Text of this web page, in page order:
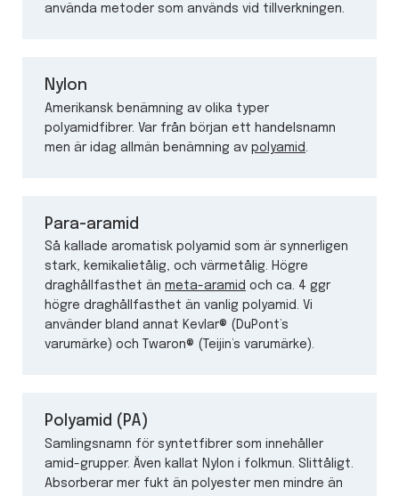
använda metoder som används vid tillverkningen.
Nylon
Amerikansk benämning av olika typer
polyamidfibrer. Var från början ett handelsnamn
men är idag allmän benämning av polyamid .
Para-aramid
Så kallade aromatisk polyamid som är synnerligen
stark, kemikalietålig, och värmetålig. Högre
draghållfasthet än meta-aramid och ca. 4 ggr
högre draghållfasthet än vanlig polyamid. Vi
använder bland annat Kevlar® (DuPont’s
varumärke) och Twaron® (Teijin’s varumärke).
Polyamid (PA)
Samlingsnamn för syntetfibrer som innehåller
amid-grupper. Även kallat Nylon i folkmun. Slittåligt.
Absorberar mer fukt än polyester men mindre än